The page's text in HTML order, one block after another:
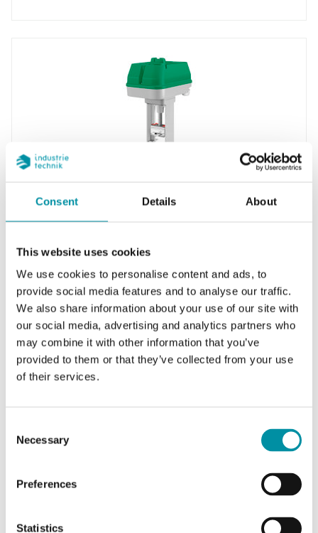
Consent Details About
This website uses cookies
We use cookies to personalise content and ads, to
provide social media features and to analyse our traffic.
We also share information about your use of our site with
our social media, advertising and analytics partners who
may combine it with other information that you’ve
provided to them or that they’ve collected from your use
of their services.
Selection
Necessary
Preferences
Statistics
RVAN18-230
Attuatore per il controllo di valvole Regin.
Disponibili modelli con forza di 500, 1000, 1800 o
Forza
1800 N
Tensione di alimentazione
230 V AC